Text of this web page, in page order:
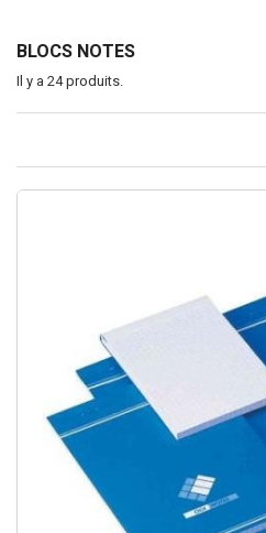
BLOCS NOTES
Il y a 24 produits.